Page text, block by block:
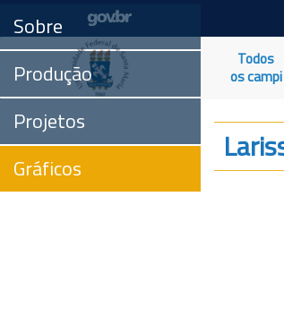
Todos
os campi
Sobre
Produção
Projetos
Gráficos